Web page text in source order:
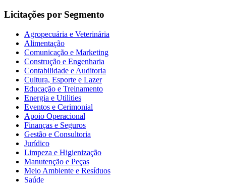
Licitações por Segmento
Agropecuária e Veterinária
Alimentação
Comunicação e Marketing
Construção e Engenharia
Contabilidade e Auditoria
Cultura, Esporte e Lazer
Educação e Treinamento
Energia e Utilities
Eventos e Cerimonial
Apoio Operacional
Finanças e Seguros
Gestão e Consultoria
Jurídico
Limpeza e Higienização
Manutenção e Peças
Meio Ambiente e Resíduos
Saúde